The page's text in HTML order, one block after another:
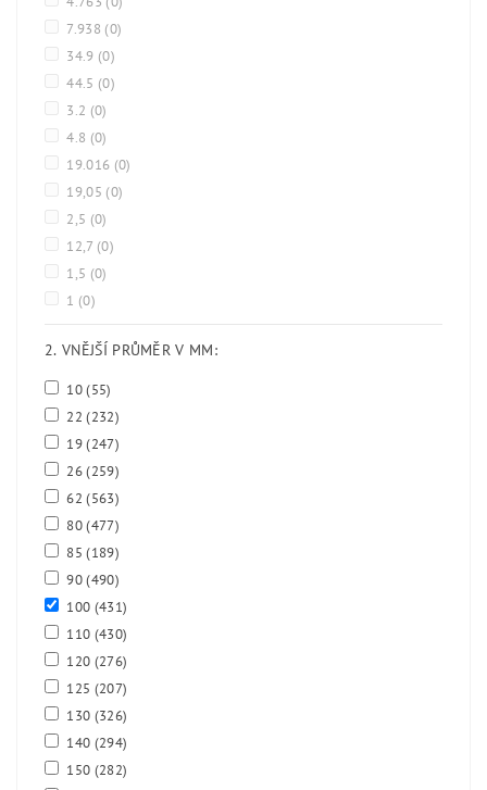
7.938 (0)
34.9 (0)
44.5 (0)
3.2 (0)
4.8 (0)
19.016 (0)
19,05 (0)
2,5 (0)
12,7 (0)
1,5 (0)
1 (0)
2. VNĚJŠÍ PRŮMĚR V MM:
10(55)
22(232)
19(247)
26(259)
62(563)
80(477)
85(189)
90(490)
100 (431)
110 (430)
120 (276)
125 (207)
130 (326)
140 (294)
150 (282)